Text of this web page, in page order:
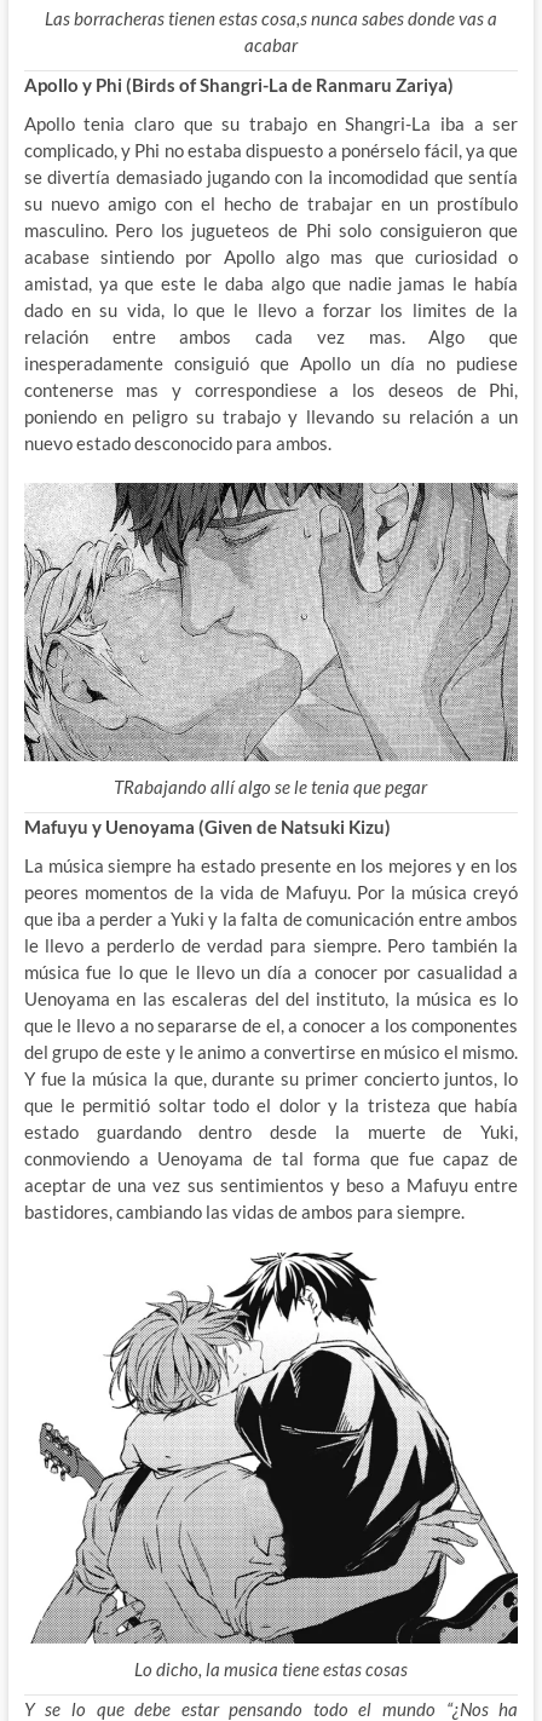
Las borracheras tienen estas cosa,s nunca sabes donde vas a
acabar
Apollo y Phi (Birds of Shangri-La de Ranmaru Zariya)
Apollo tenia claro que su trabajo en Shangri-La iba a ser
complicado, y Phi no estaba dispuesto a ponérselo fácil, ya que
se divertía demasiado jugando con la incomodidad que sentía
su nuevo amigo con el hecho de trabajar en un prostíbulo
masculino. Pero los jugueteos de Phi solo consiguieron que
acabase sintiendo por Apollo algo mas que curiosidad o
amistad, ya que este le daba algo que nadie jamas le había
dado en su vida, lo que le llevo a forzar los limites de la
relación entre ambos cada vez mas. Algo que
inesperadamente consiguió que Apollo un día no pudiese
contenerse mas y correspondiese a los deseos de Phi,
poniendo en peligro su trabajo y llevando su relación a un
nuevo estado desconocido para ambos.
TRabajando allí algo se le tenia que pegar
Mafuyu y Uenoyama (Given de Natsuki Kizu)
La música siempre ha estado presente en los mejores y en los
peores momentos de la vida de Mafuyu. Por la música creyó
que iba a perder a Yuki y la falta de comunicación entre ambos
le llevo a perderlo de verdad para siempre. Pero también la
música fue lo que le llevo un día a conocer por casualidad a
Uenoyama en las escaleras del del instituto, la música es lo
que le llevo a no separarse de el, a conocer a los componentes
del grupo de este y le animo a convertirse en músico el mismo.
Y fue la música la que, durante su primer concierto juntos, lo
que le permitió soltar todo el dolor y la tristeza que había
estado guardando dentro desde la muerte de Yuki,
conmoviendo a Uenoyama de tal forma que fue capaz de
aceptar de una vez sus sentimientos y beso a Mafuyu entre
bastidores, cambiando las vidas de ambos para siempre.
Lo dicho, la musica tiene estas cosas
Y se lo que debe estar pensando todo el mundo “¿Nos ha